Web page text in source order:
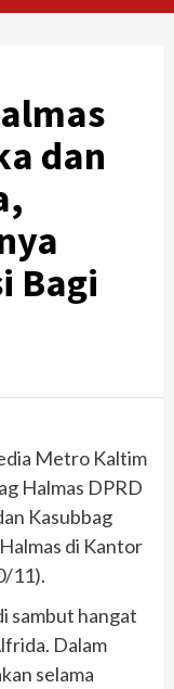
dan
Bagi
Metro Kaltim
Halmas DPRD
Kasubbag
di Kantor
11).
sambut hangat
Dalam
selama